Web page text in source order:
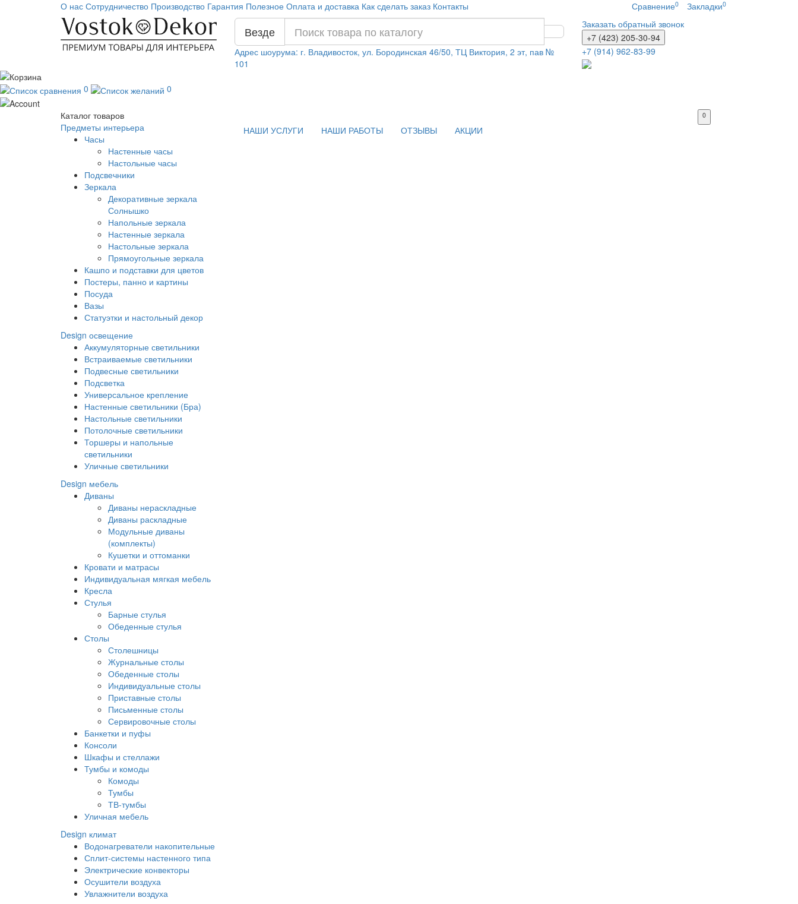
О нас Сотрудничество Производство Гарантия Полезное Оплата и доставка Как сделать заказ Контакты Сравнение0 Закладки0
Везде
Адрес шоурума: г. Владивосток, ул. Бородинская 46/50, ТЦ Виктория, 2 эт, пав №
101
Заказать обратный звонок
+7 (423) 205-30-94
+7 (914) 962-83-99
0 0
Каталог товаров
Предметы интерьера
Часы
Настенные часы
Настольные часы
Подсвечники
Зеркала
Декоративные зеркала
Солнышко
Напольные зеркала
Настенные зеркала
Настольные зеркала
Прямоугольные зеркала
Кашпо и подставки для цветов
Постеры, панно и картины
Посуда
Вазы
Статуэтки и настольный декор
Design освещение
Аккумуляторные светильники
Встраиваемые светильники
Подвесные светильники
Подсветка
Универсальное крепление
Настенные светильники (Бра)
Настольные светильники
Потолочные светильники
Торшеры и напольные
светильники
Уличные светильники
Design мебель
Диваны
Диваны нераскладные
Диваны раскладные
Модульные диваны
(комплекты)
Кушетки и оттоманки
Кровати и матрасы
Индивидуальная мягкая мебель
Кресла
Стулья
Барные стулья
Обеденные стулья
Столы
Столешницы
Журнальные столы
Обеденные столы
Индивидуальные столы
Приставные столы
Письменные столы
Сервировочные столы
Банкетки и пуфы
Консоли
Шкафы и стеллажи
Тумбы и комоды
Комоды
Тумбы
ТВ-тумбы
Уличная мебель
Design климат
Водонагреватели накопительные
Сплит-системы настенного типа
Электрические конвекторы
Осушители воздуха
Увлажнители воздуха
НАШИ УСЛУГИ НАШИ РАБОТЫ ОТЗЫВЫ АКЦИИ
0